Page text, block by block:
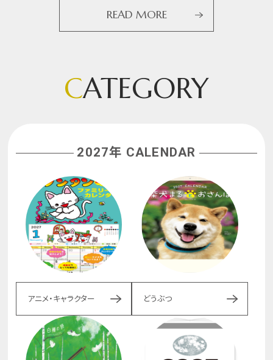
READ MORE
CATEGORY
2027年 CALENDAR
アニメ・キャラクター どうぶつ